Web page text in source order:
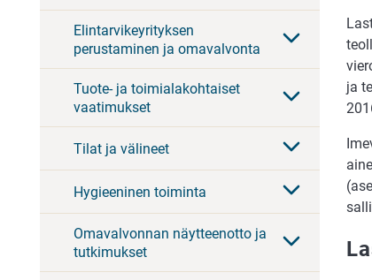
Elintarvikeyrityksen
perustaminen ja omavalvonta
Tuote- ja toimialakohtaiset
vaatimukset
Tilat ja välineet
Hygieeninen toiminta
Omavalvonnan näytteenotto ja
tutkimukset
ja